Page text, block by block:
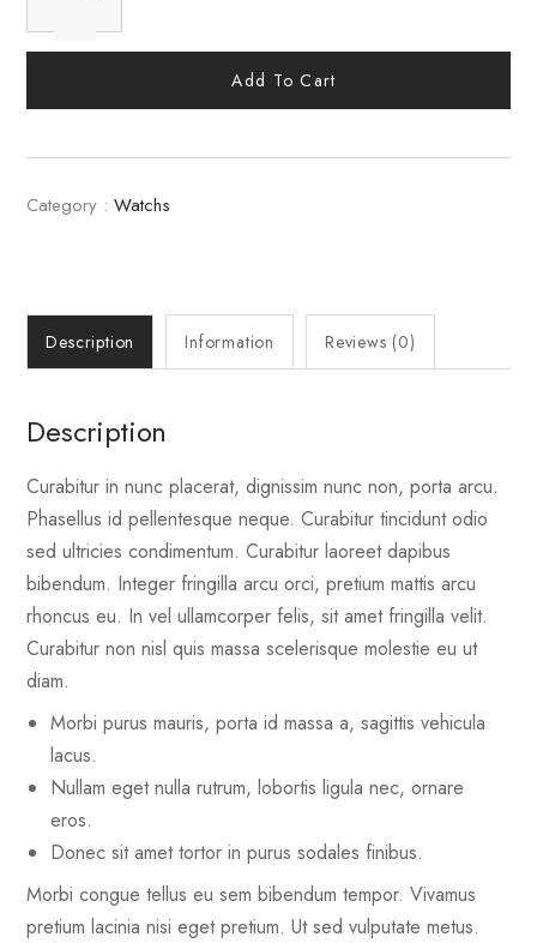
Add To Cart
Category : Watchs
Description Information Reviews (0)
Description
Curabitur in nunc placerat, dignissim nunc non, porta arcu.
Phasellus id pellentesque neque. Curabitur tincidunt odio
sed ultricies condimentum. Curabitur laoreet dapibus
bibendum. Integer fringilla arcu orci, pretium mattis arcu
rhoncus eu. In vel ullamcorper felis, sit amet fringilla velit.
Curabitur non nisl quis massa scelerisque molestie eu ut
diam.
Morbi purus mauris, porta id massa a, sagittis vehicula
lacus.
Nullam eget nulla rutrum, lobortis ligula nec, ornare
eros.
Donec sit amet tortor in purus sodales finibus.
Morbi congue tellus eu sem bibendum tempor. Vivamus
pretium lacinia nisi eget pretium. Ut sed vulputate metus.